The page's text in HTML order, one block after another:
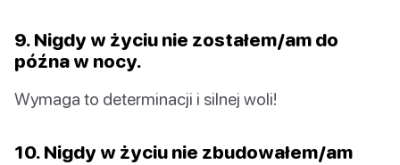
9. Nigdy w życiu nie zostałem/am do
późna w nocy.
Wymaga to determinacji i silnej woli!
10. Nigdy w życiu nie zbudowałem/am